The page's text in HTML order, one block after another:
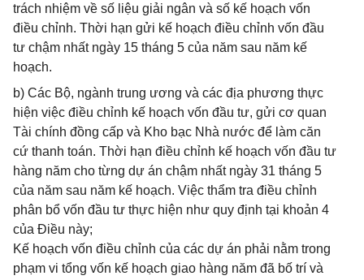
trách nhiệm về số liệu giải ngân và số kế hoạch vốn
điều chỉnh. Thời hạn gửi kế hoạch điều chỉnh vốn đầu
tư chậm nhất ngày 15 tháng 5 của năm sau năm kế
hoạch.
b) Các Bộ, ngành trung ương và các địa phương thực
hiện việc điều chỉnh kế hoạch vốn đầu tư, gửi cơ quan
Tài chính đồng cấp và Kho bạc Nhà nước để làm căn
cứ thanh toán. Thời hạn điều chỉnh kế hoạch vốn đầu tư
hàng năm cho từng dự án chậm nhất ngày 31 tháng 5
của năm sau năm kế hoạch. Việc thẩm tra điều chỉnh
phân bổ vốn đầu tư thực hiện như quy định tại khoản 4
của Điều này;
Kế hoạch vốn điều chỉnh của các dự án phải nằm trong
phạm vi tổng vốn kế hoạch giao hàng năm đã bố trí và